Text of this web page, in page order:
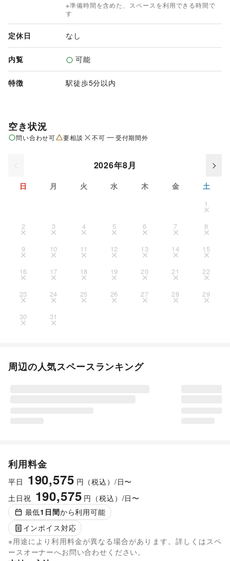
※準備時間を含めた、スペースを利用できる時間で
す
定休日 なし
内覧 可能
特徴 駅徒歩5分以内
空き状況
問い合わせ可 要相談 不可 受付期間外
2026年8月
日 月 火 水 木 金 土
1
2 3 4 5 6 7 8
9 10 11 12 13 14 15
16 17 18 19 20 21 22
23 24 25 26 27 28 29
30 31
周辺の人気スペースランキング
利用料金
平日 190,575 円（税込）/日〜
土日祝 190,575 円（税込）/日〜
最低1 日間から利用可能
インボイス対応
※用途により利用料金が異なる場合があります。詳しくはスペ
ースオーナーへお問い合わせください。